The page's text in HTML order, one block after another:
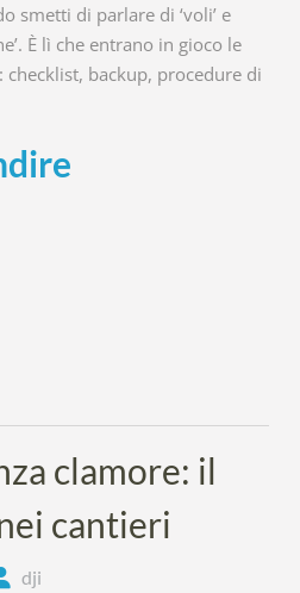
smetti di parlare di ‘voli’ e
È lì che entrano in gioco le
checklist, backup, procedure di
clamore: il
cantieri
dji